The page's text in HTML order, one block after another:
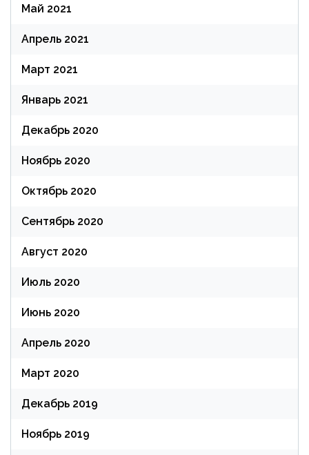
Май 2021
Апрель 2021
Март 2021
Январь 2021
Декабрь 2020
Ноябрь 2020
Октябрь 2020
Сентябрь 2020
Август 2020
Июль 2020
Июнь 2020
Апрель 2020
Март 2020
Декабрь 2019
Ноябрь 2019